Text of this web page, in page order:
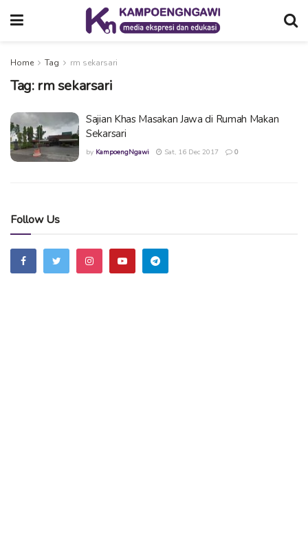
Home Tag rm sekarsari
Tag: rm sekarsari
Sajian Khas Masakan Jawa di Rumah Makan
Sekarsari
by KampoengNgawi Sat, 16 Dec 2017 0
Follow Us